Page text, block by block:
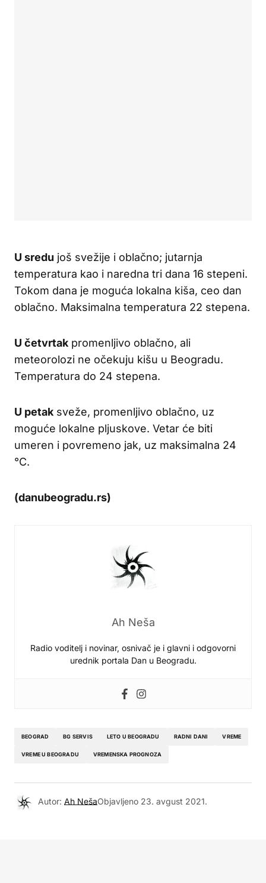
U sredu još svežije i oblačno; jutarnja
temperatura kao i naredna tri dana 16 stepeni.
Tokom dana je moguća lokalna kiša, ceo dan
oblačno. Maksimalna temperatura 22 stepena.
U četvrtak promenljivo oblačno, ali
meteorolozi ne očekuju kišu u Beogradu.
Temperatura do 24 stepena.
U petak sveže, promenljivo oblačno, uz
moguće lokalne pljuskove. Vetar će biti
umeren i povremeno jak, uz maksimalna 24
°C.
(danubeogradu.rs)
Ah Neša
Radio voditelj i novinar, osnivač je i glavni i odgovorni
urednik portala Dan u Beogradu.
BEOGRAD BG SERVIS LETO U BEOGRADU RADNI DANI VREME
VREME U BEOGRADU VREMENSKA PROGNOZA
Autor: Ah NešaObjavljeno 23. avgust 2021.